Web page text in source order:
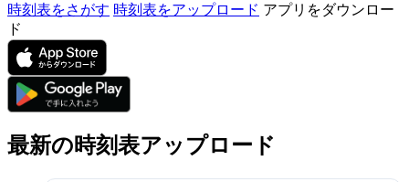
時刻表をさがす 時刻表をアップロード アプリをダウンロー
ド
最新の時刻表アップロード